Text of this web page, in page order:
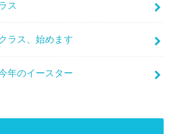
ス
ラス、始めます
年のイースター